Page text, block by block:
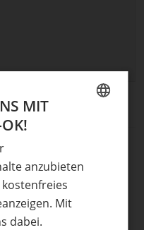
oder der Erste und teile
MIT
anzubieten
Mit
dabei.